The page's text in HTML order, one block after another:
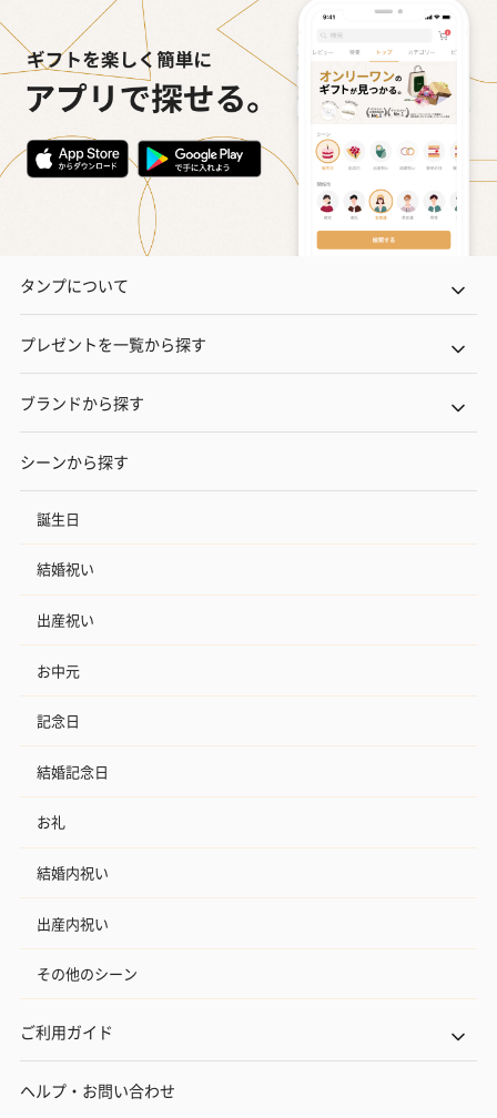
タンプについて
プレゼントを一覧から探す
ブランドから探す
シーンから探す
誕生日
結婚祝い
出産祝い
お中元
記念日
結婚記念日
お礼
結婚内祝い
出産内祝い
その他のシーン
ご利用ガイド
ヘルプ・お問い合わせ